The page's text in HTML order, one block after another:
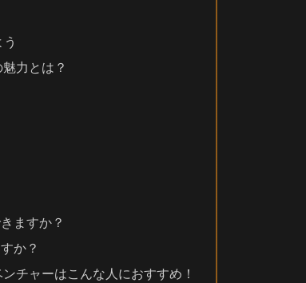
力とは？
ますか？
か？
チャーはこんな人におすすめ！